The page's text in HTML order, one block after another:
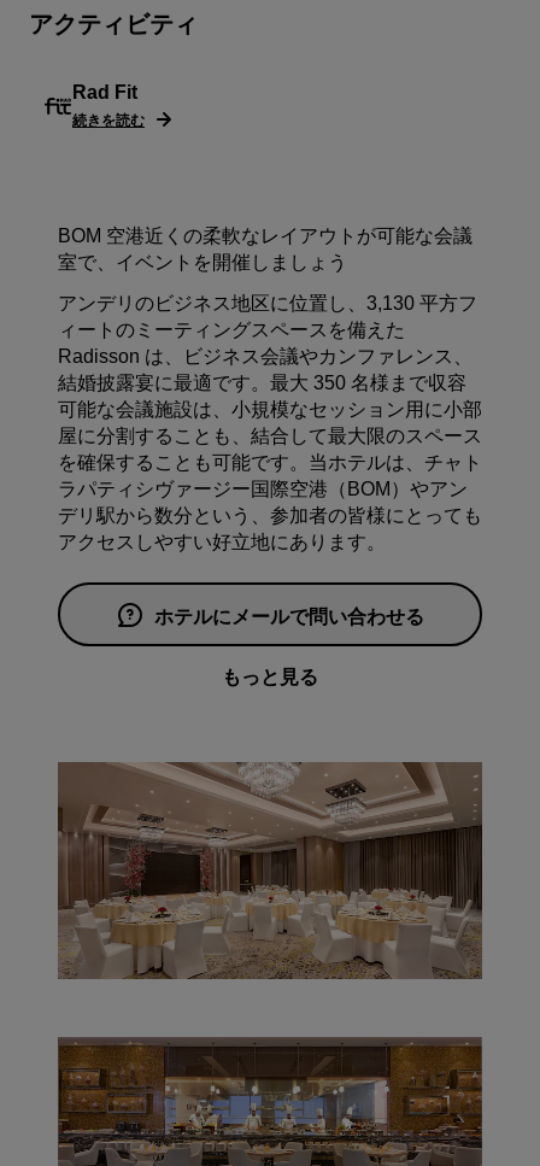
アクティビティ
Rad Fit
続きを読む
BOM 空港近くの柔軟なレイアウトが可能な会議
室で、イベントを開催しましょう
アンデリのビジネス地区に位置し、3,130 平方フ
ィートのミーティングスペースを備えた
Radisson は、ビジネス会議やカンファレンス、
結婚披露宴に最適です。最大 350 名様まで収容
可能な会議施設は、小規模なセッション用に小部
屋に分割することも、結合して最大限のスペース
を確保することも可能です。当ホテルは、チャト
ラパティシヴァージー国際空港（BOM）やアン
デリ駅から数分という、参加者の皆様にとっても
アクセスしやすい好立地にあります。
ホテルにメールで問い合わせる
もっと見る